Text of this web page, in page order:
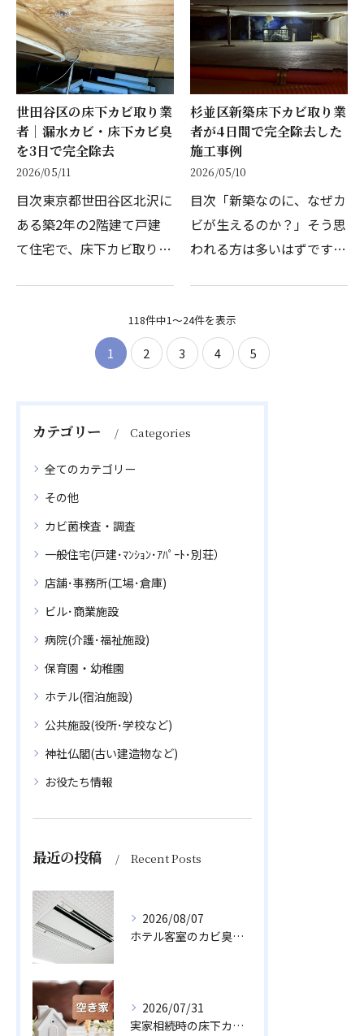
カビが発生しているとの連
絡を不動産会社から受…
カビてしまう」「小さな子
どもが2人いてアレルギー
が心配だ」というご相談
世田谷区の床下カビ取り業
者｜漏水カビ・床下カビ臭
を3日で完全除去
2026/05/11
目次東京都世田谷区北沢に
ある築2年の2階建て戸建
て住宅で、床下カビ取りの
様のお悩みから始まったこ
の案件は、調査を進めるに
つれて意外な原因が判明…
杉並区新築床下カビ取り業
者が4日間で完全除去した
施工事例
2026/05/10
目次「新築なのに、なぜカ
ビが生えるのか？」そう思
われる方は多いはずです。
階建て戸建て住宅で床下カ
ビが発生しました。施主様
がカビ臭に気づいたのは、
118件中1～24件を表示
1 2 3 4 5
カテゴリー Categories
全てのカテゴリー
その他
カビ菌検査・調査
一般住宅(戸建･ﾏﾝｼｮﾝ･ｱﾊﾟｰﾄ･別荘）
店舗･事務所(工場･倉庫)
ビル･商業施設
病院(介護･福祉施設)
保育園・幼稚園
ホテル(宿泊施設)
公共施設(役所･学校など)
神社仏閣(古い建造物など)
お役たち情報
最近の投稿 Recent Posts
2026/08/07
ホテル客室のカビ臭い対策！口コミ評価を守るエアコン防カビ術
2026/07/31
実家相続時の床下カビ対策｜空き家の資産価値を落とさない除カビ